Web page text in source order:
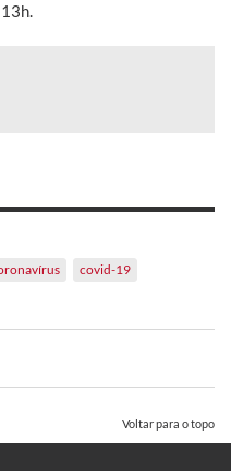
covid-19
Voltar para o topo